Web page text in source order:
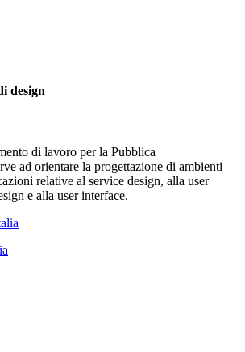
design
di lavoro per la Pubblica
ad orientare la progettazione di ambienti
relative al service design, alla user
e alla user interface.